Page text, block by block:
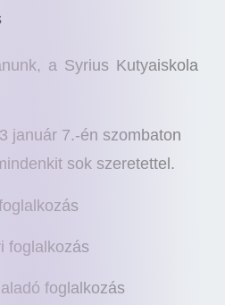
a Syrius Kutyaiskola
január 7.-én szombaton
sok szeretettel.
foglalkozás
foglalkozás